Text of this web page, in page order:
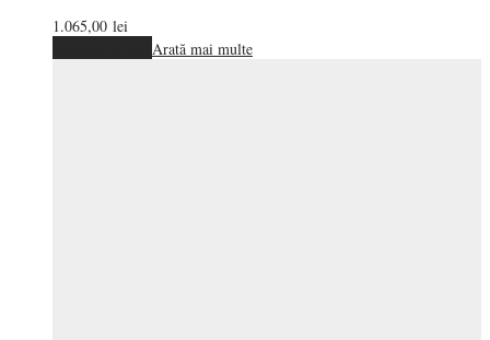
1.065,00 lei
Arată mai multe